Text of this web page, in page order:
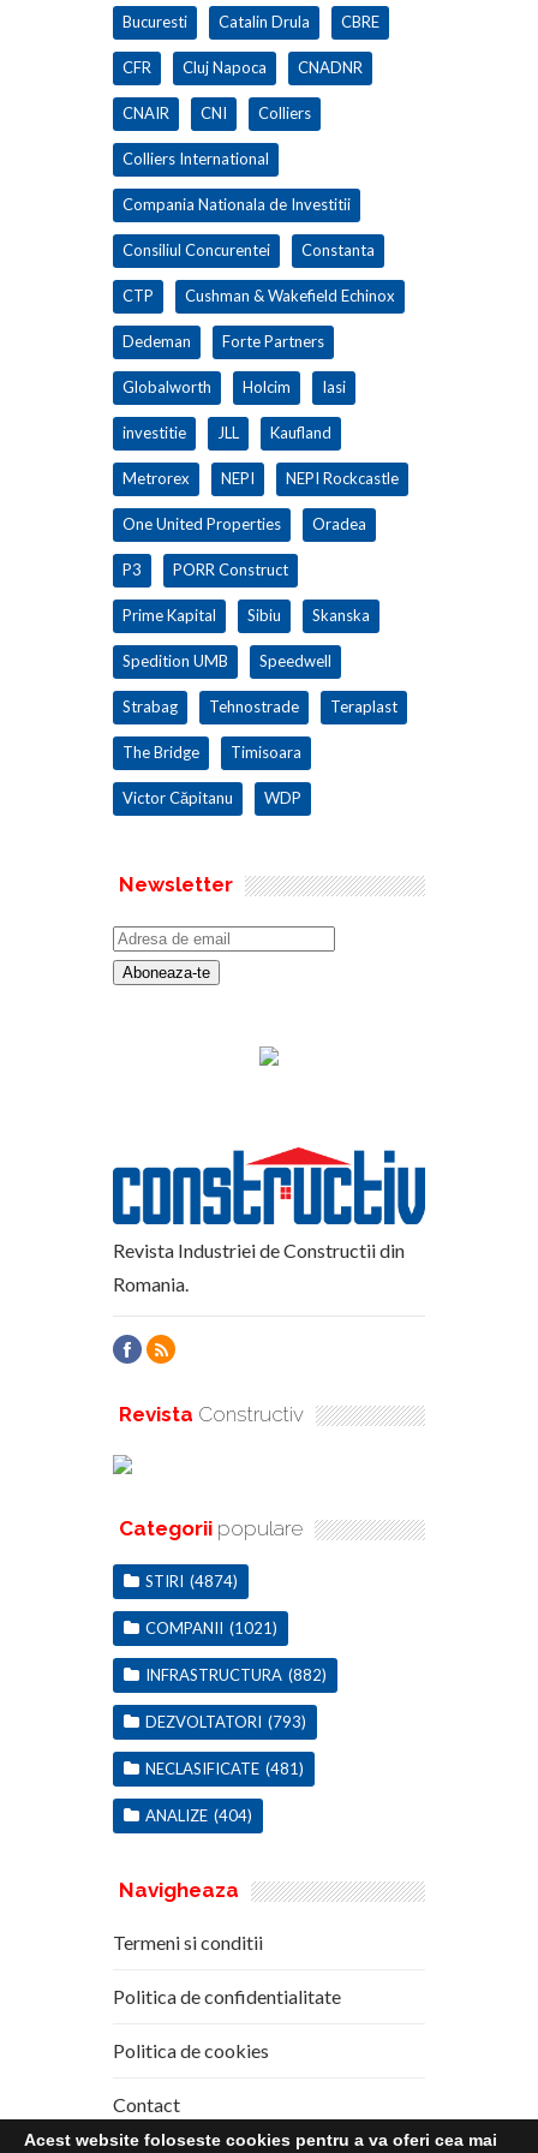
Bucuresti Catalin Drula CBRE
CFR Cluj Napoca CNADNR
CNAIR CNI Colliers
Colliers International
Compania Nationala de Investitii
Consiliul Concurentei Constanta
CTP Cushman & Wakefield Echinox
Dedeman Forte Partners
Globalworth Holcim Iasi
investitie JLL Kaufland
Metrorex NEPI NEPI Rockcastle
One United Properties Oradea
P3 PORR Construct
Prime Kapital Sibiu Skanska
Spedition UMB Speedwell
Strabag Tehnostrade Teraplast
The Bridge Timisoara
Victor Căpitanu WDP
Newsletter
Revista Industriei de Constructii din
Romania.
Revista Constructiv
Categorii populare
STIRI (4874)
COMPANII (1021)
INFRASTRUCTURA (882)
DEZVOLTATORI (793)
NECLASIFICATE (481)
ANALIZE (404)
Navigheaza
Termeni si conditii
Politica de confidentialitate
Politica de cookies
Contact
Acest website foloseste cookies pentru a va oferi cea mai